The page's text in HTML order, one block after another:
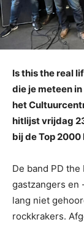
Is this the real
die je meteen
het
hitlijst vrijdag
bij de Top 2000
De band PD
gastzangers en
lang niet
rockkrakers.